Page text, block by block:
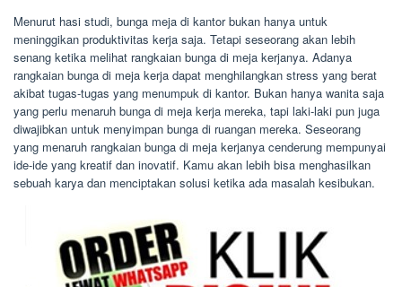
Menurut hasi studi, bunga meja di kantor bukan hanya untuk
meninggikan produktivitas kerja saja. Tetapi seseorang akan lebih
senang ketika melihat rangkaian bunga di meja kerjanya. Adanya
rangkaian bunga di meja kerja dapat menghilangkan stress yang berat
akibat tugas-tugas yang menumpuk di kantor. Bukan hanya wanita saja
yang perlu menaruh bunga di meja kerja mereka, tapi laki-laki pun juga
diwajibkan untuk menyimpan bunga di ruangan mereka. Seseorang
yang menaruh rangkaian bunga di meja kerjanya cenderung mempunyai
ide-ide yang kreatif dan inovatif. Kamu akan lebih bisa menghasilkan
sebuah karya dan menciptakan solusi ketika ada masalah kesibukan.